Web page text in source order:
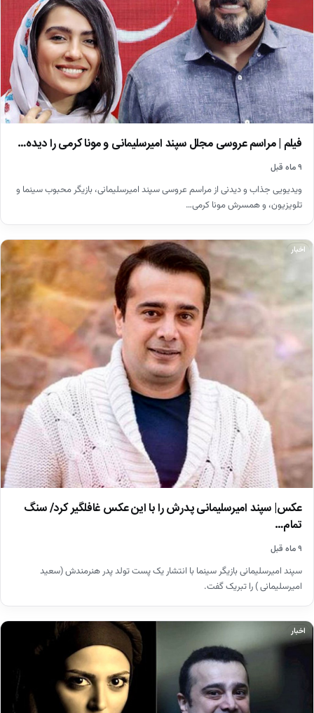
فیلم | مراسم عروسی مجلل سپند امیرسلیمانی و مونا کرمی را دیده…
۹ ماه قبل
ویدیویی جذاب و دیدنی از مراسم عروسی سپند امیرسلیمانی، بازیگر محبوب سینما و
تلویزیون، و همسرش مونا کرمی…
اخبار
عکس| سپند امیرسلیمانی پدرش را با این عکس غافلگیر کرد/ سنگ
تمام…
۹ ماه قبل
سپند امیرسلیمانی بازیگر سینما با انتشار یک پست تولد پدر هنرمندش (سعید
امیرسلیمانی ) را تبریک گفت.
اخبار